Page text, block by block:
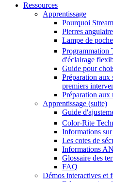
Ressources
Apprentissage
Pourquoi
Pierres
Lampe de
Programmation
d'éclairage
Guide pour
Préparation aux
premiers
Préparation aux
Apprentissage (suite)
Guide
Color-Rite
Informations
Les cotes de
Informations
Glossaire des
FAQ
Démos interactives et